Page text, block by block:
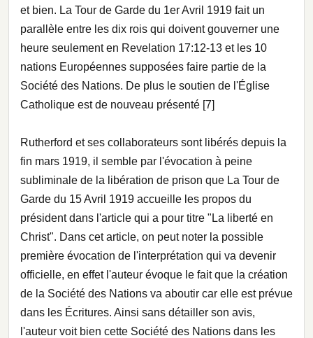
et bien. La Tour de Garde du 1er Avril 1919 fait un
parallèle entre les dix rois qui doivent gouverner une
heure seulement en Revelation 17:12-13 et les 10
nations Européennes supposées faire partie de la
Société des Nations. De plus le soutien de l'Église
Catholique est de nouveau présenté [7]
Rutherford et ses collaborateurs sont libérés depuis la
fin mars 1919, il semble par l'évocation à peine
subliminale de la libération de prison que La Tour de
Garde du 15 Avril 1919 accueille les propos du
président dans l'article qui a pour titre "La liberté en
Christ". Dans cet article, on peut noter la possible
première évocation de l'interprétation qui va devenir
officielle, en effet l'auteur évoque le fait que la création
de la Société des Nations va aboutir car elle est prévue
dans les Écritures. Ainsi sans détailler son avis,
l'auteur voit bien cette Société des Nations dans les